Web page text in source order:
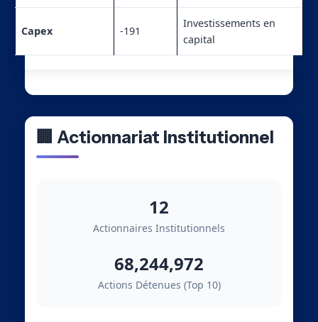
Capex -191
Investissements en
capital
🏢 Actionnariat Institutionnel
12
Actionnaires Institutionnels
68,244,972
Actions Détenues (Top 10)